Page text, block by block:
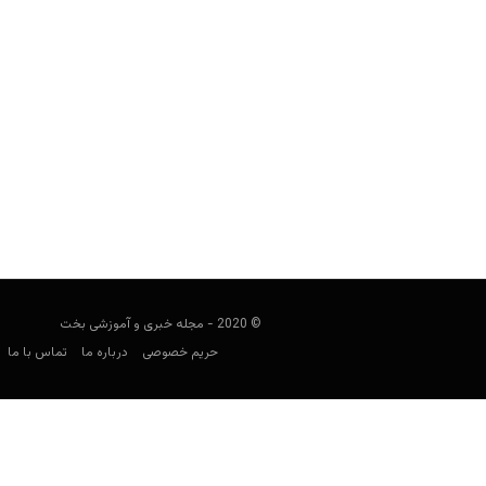
© 2020 - مجله خبری و آموزشی بخت
حریم خصوصی
درباره ما تماس با ما